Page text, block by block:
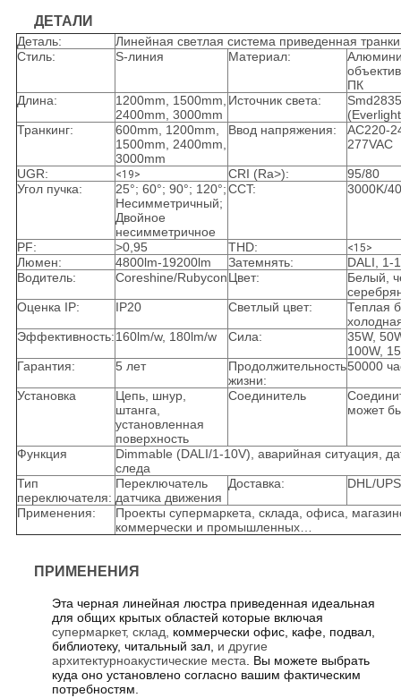
ДЕТАЛИ
Деталь:
Линейная светлая система приведенная
Стиль:
S-линия Материал:
ПК
Длина:
1200mm, 1500mm,
2400mm, 3000mm
Источник света:
Smd2835
Транкинг:
600mm, 1200mm,
1500mm, 2400mm,
3000mm
Ввод напряжения:
AC220-
277VAC
UGR: <19> CRI (Ra>):
95/80
Угол пучка:
25°; 60°; 90°; 120°;
Несимметричный;
Двойное
несимметричное
CCT: 3000K/
PF: >0,95 THD: <15>
Люмен: 4800lm-19200lm Затемнять:
DALI, 1-
Водитель:
Coreshine/RubyconЦвет:
Белый,
Оценка IP:
IP20 Светлый цвет:
Теплая
Эффективность:160lm/w, 180lm/w Сила:
35W,
100W,
Гарантия:
5 лет
Продолжительность
жизни:
50000
Установка
Цепь, шнур,
штанга,
установленная
поверхность
Соединитель
может
Функция
Dimmable (DALI/1-10V), аварийная ситуация,
следа
Тип
переключателя:
Переключатель
датчика движения
Доставка: DHL/
Применения:
Проекты супермаркета, склада, офиса,
коммерчески и промышленных…
ПРИМЕНЕНИЯ
Эта черная линейная люстра приведенная идеальная
для общих крытых областей которые включая
супермаркет, склад, коммерчески офис, кафе, подвал,
библиотеку, читальный зал, и другие
архитектурноакустические места. Вы можете выбрать
куда оно установлено согласно вашим фактическим
потребностям.